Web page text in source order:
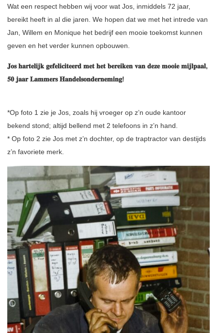
Wat een respect hebben wij voor wat Jos, inmiddels 72 jaar,
bereikt heeft in al die jaren. We hopen dat we met het intrede van
Jan, Willem en Monique het bedrijf een mooie toekomst kunnen
geven en het verder kunnen opbouwen.
𝐉𝐨𝐬 𝐡𝐚𝐫𝐭𝐞𝐥𝐢𝐣𝐤 𝐠𝐞𝐟𝐞𝐥𝐢𝐜𝐢𝐭𝐞𝐞𝐫𝐝 𝐦𝐞𝐭 𝐡𝐞𝐭 𝐛𝐞𝐫𝐞𝐢𝐤𝐞𝐧 𝐯𝐚𝐧 𝐝𝐞𝐳𝐞 𝐦𝐨𝐨𝐢𝐞 𝐦𝐢𝐣𝐥𝐩𝐚𝐚𝐥,
𝟓𝟎 𝐣𝐚𝐚𝐫 𝐋𝐚𝐦𝐦𝐞𝐫𝐬 𝐇𝐚𝐧𝐝𝐞𝐥𝐬𝐨𝐧𝐝𝐞𝐫𝐧𝐞𝐦𝐢𝐧𝐠!
*Op foto 1 zie je Jos, zoals hij vroeger op z’n oude kantoor
bekend stond; altijd bellend met 2 telefoons in z’n hand.
* Op foto 2 zie Jos met z’n dochter, op de traptractor van destijds
z’n favoriete merk.